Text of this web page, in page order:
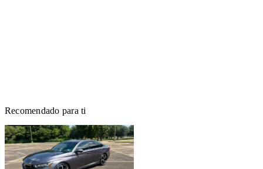
Recomendado para ti